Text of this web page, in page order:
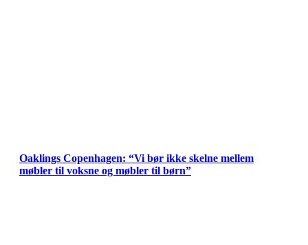
Oaklings Copenhagen: “Vi bør ikke skelne mellem
møbler til voksne og møbler til børn”